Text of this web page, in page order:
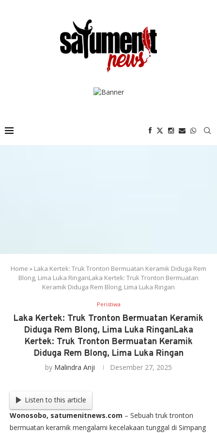
Home » Laka Kertek: Truk Tronton Bermuatan Keramik Diduga Rem
Blong, Lima Luka RinganLaka Kertek: Truk Tronton Bermuatan
Keramik Diduga Rem Blong, Lima Luka Ringan
Peristiwa
Laka Kertek: Truk Tronton Bermuatan Keramik
Diduga Rem Blong, Lima Luka RinganLaka
Kertek: Truk Tronton Bermuatan Keramik
Diduga Rem Blong, Lima Luka Ringan
by Malindra Anji Desember 27, 2025
Listen to this article
Wonosobo, satumenitnews.com – Sebuah truk tronton
bermuatan keramik mengalami kecelakaan tunggal di Simpang